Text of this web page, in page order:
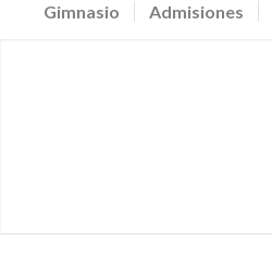
Gimnasio Admisiones